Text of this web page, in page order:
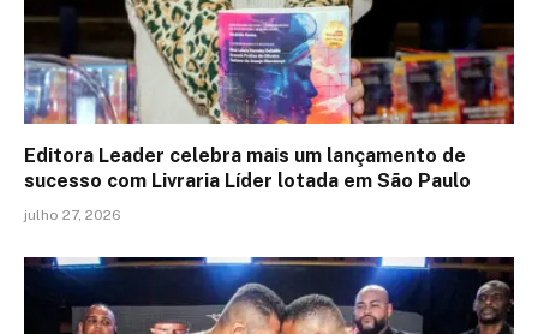
Editora Leader celebra mais um lançamento de
sucesso com Livraria Líder lotada em São Paulo
julho 27, 2026